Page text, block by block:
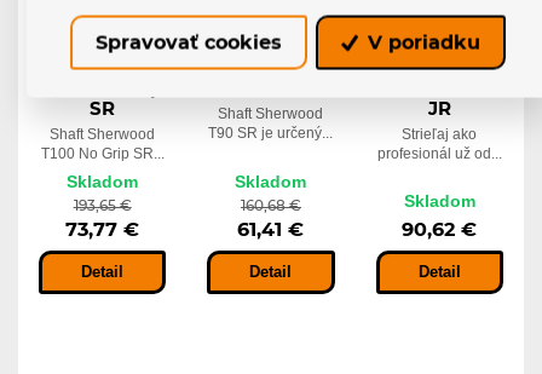
Shaft
Sherwood
SR
Shaft Sherwood
T100 No Grip SR...
Skladom
193,65 €
73,77 €
Detail
Shaft
Sherwood
Shaft Sherwood
T90 SR je určený...
Skladom
160,68 €
61,41 €
Detail
Hokejka
Sherwood
JR
Strieľaj ako
profesionál už od...
Skladom
90,62 €
Detail
Spravovať cookies V poriadku